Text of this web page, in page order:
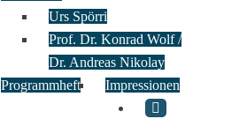
Urs Spörri
Prof. Dr. Konrad Wolf /
Dr. Andreas Nikolay
Programmheft
Impressionen